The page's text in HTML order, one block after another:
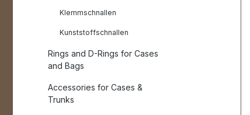
Klemmschnallen
Kunststoffschnallen
Rings and D-Rings for Cases
and Bags
Accessories for Cases &
Trunks